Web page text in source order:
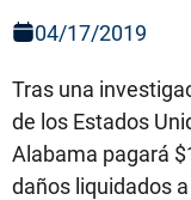
04/17/2019
Tras una
de los Estados
Alabama pagará
daños liquidados